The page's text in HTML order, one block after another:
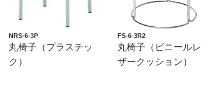
NRS-6-3P
丸椅子（プラスチッ
ク）
FS-6-3R2
丸椅子（ビニールレ
ザークッション）